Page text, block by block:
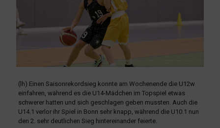
(lh) Einen Saisonrekordsieg konnte am Wochenende die U12w
einfahren, während es die U14-Mädchen im Topspiel etwas
schwerer hatten und sich geschlagen geben mussten. Auch die
U14.1 verlor ihr Spiel in Bonn sehr knapp, während die U10.1 nun
den 2. sehr deutlichen Sieg hintereinander feierte.